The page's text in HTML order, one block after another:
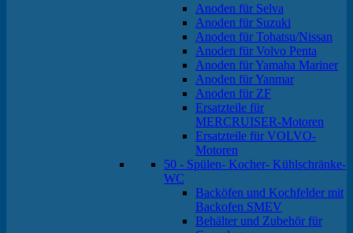
Anoden für Selva
Anoden für Suzuki
Anoden für Tohatsu/Nissan
Anoden für Volvo Penta
Anoden für Yamaha Mariner
Anoden für Yanmar
Anoden für ZF
Ersatzteile für
MERCRUISER-Motoren
Ersatzteile für VOLVO-
Motoren
50 - Spülen- Kocher- Kühlschränke-
WC
Backöfen und Kochfelder mit
Backofen SMEV
Behälter und Zubehör für